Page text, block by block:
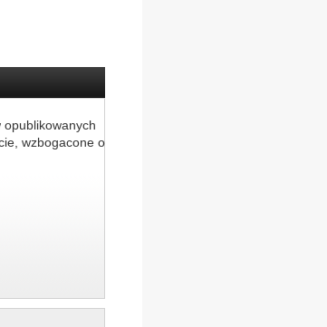
wzbogacone o